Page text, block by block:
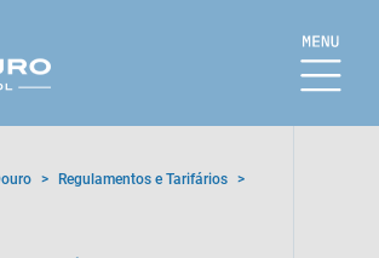
> Regulamentos e Tarifários >